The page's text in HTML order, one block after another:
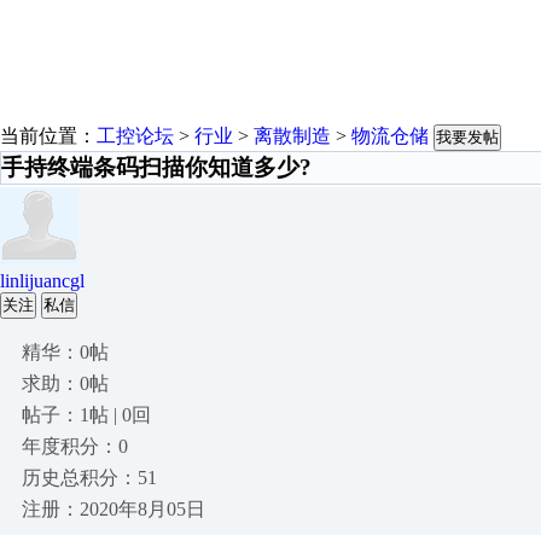
当前位置： 工控论坛 > 行业 > 离散制造 > 物流仓储 我要发帖
手持终端条码扫描你知道多少?
linlijuancgl
关注 私信
精华：0帖
求助：0帖
帖子：1帖 | 0回
年度积分：0
历史总积分：51
注册：2020年8月05日